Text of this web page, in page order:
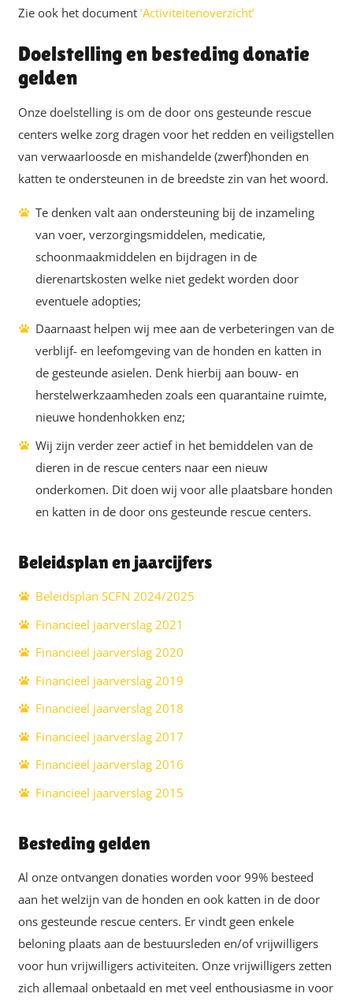
Zie ook het document ‘Activiteitenoverzicht’
Doelstelling en besteding donatie
gelden
Onze doelstelling is om de door ons gesteunde rescue
centers welke zorg dragen voor het redden en veiligstellen
van verwaarloosde en mishandelde (zwerf)honden en
katten te ondersteunen in de breedste zin van het woord.
Te denken valt aan ondersteuning bij de inzameling
van voer, verzorgingsmiddelen, medicatie,
schoonmaakmiddelen en bijdragen in de
dierenartskosten welke niet gedekt worden door
eventuele adopties;
Daarnaast helpen wij mee aan de verbeteringen van de
verblijf- en leefomgeving van de honden en katten in
de gesteunde asielen. Denk hierbij aan bouw- en
herstelwerkzaamheden zoals een quarantaine ruimte,
nieuwe hondenhokken enz;
Wij zijn verder zeer actief in het bemiddelen van de
dieren in de rescue centers naar een nieuw
onderkomen. Dit doen wij voor alle plaatsbare honden
en katten in de door ons gesteunde rescue centers.
Beleidsplan en jaarcijfers
Beleidsplan SCFN 2024/2025
Financieel jaarverslag 2021
Financieel jaarverslag 2020
Financieel jaarverslag 2019
Financieel jaarverslag 2018
Financieel jaarverslag 2017
Financieel jaarverslag 2016
Financieel jaarverslag 2015
Besteding gelden
Al onze ontvangen donaties worden voor 99% besteed
aan het welzijn van de honden en ook katten in de door
ons gesteunde rescue centers. Er vindt geen enkele
beloning plaats aan de bestuursleden en/of vrijwilligers
voor hun vrijwilligers activiteiten. Onze vrijwilligers zetten
zich allemaal onbetaald en met veel enthousiasme in voor